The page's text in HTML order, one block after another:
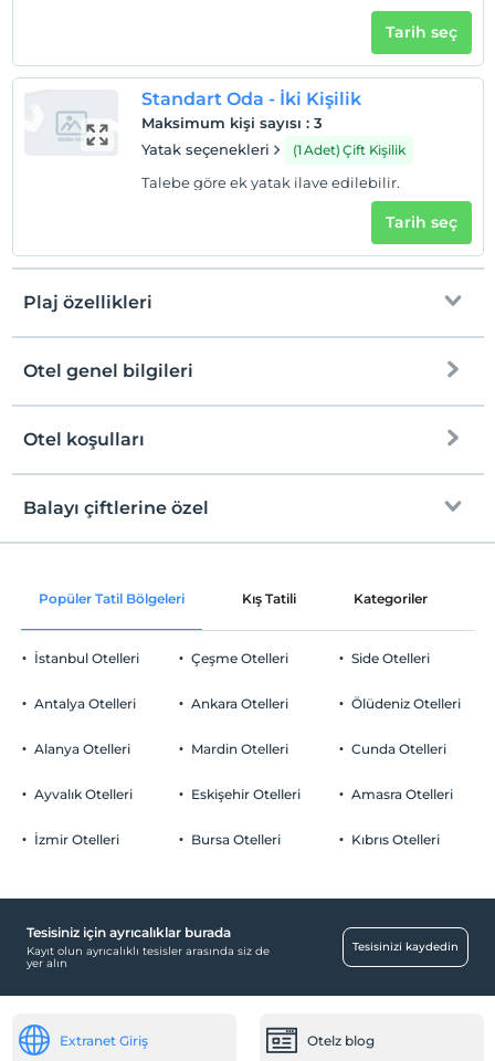
Sigara
Odalarda sigara içilmez
Çocuklar
Her bir oda için 6 yaşına kadar 1 çocuk ücretsizdir
Tarih seç
Standart Oda - İki Kişilik
Maksimum kişi sayısı : 3
Yatak seçenekleri
(1 Adet) Çift Kişilik
Talebe göre ek yatak ilave edilebilir.
Tarih seç
Plaj özellikleri
Plaja
Kum plaj
Mavi Bayrak
Şezlong & Şemsiye
Otel genel bilgileri
Ücretsiz Wi-fi
Aktiviteler
Tavla Ücretsiz
Eğlence Hizmetleri
Çocuk kulübü
Sağlık
Klima
Çocuk parkı
Otel koşulları
Check/in
En erken saat 13:00 ve sonrası
Check/out
Evcil Hayvan
Sigara
Çocuklar
Her bir oda için 6 yaşına kadar 1 çocuk ücretsizdir
Balayı çiftlerine özel
Oda süslemesi
Bir sabah odaya kahvaltı servisi
Popüler Tatil Bölgeleri Kış Tatili Kategoriler
İstanbul Otelleri
Antalya Otelleri
Alanya Otelleri
Ayvalık Otelleri
İzmir Otelleri
Çeşme Otelleri
Ankara Otelleri
Mardin Otelleri
Eskişehir Otelleri
Bursa Otelleri
Side Otelleri
Ölüdeniz Otelleri
Cunda Otelleri
Amasra Otelleri
Kıbrıs Otelleri
Tesisiniz için ayrıcalıklar burada
Kayıt olun ayrıcalıklı tesisler arasında siz de
yer alın
Tesisinizi kaydedin
Extranet Giriş Otelz blog